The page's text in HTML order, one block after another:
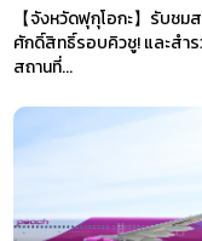
【จังหวัดฟุกุโอกะ】รับชม
ศักดิ์สิทธิ์รอบคิวชู! และสำ
สถานที่...